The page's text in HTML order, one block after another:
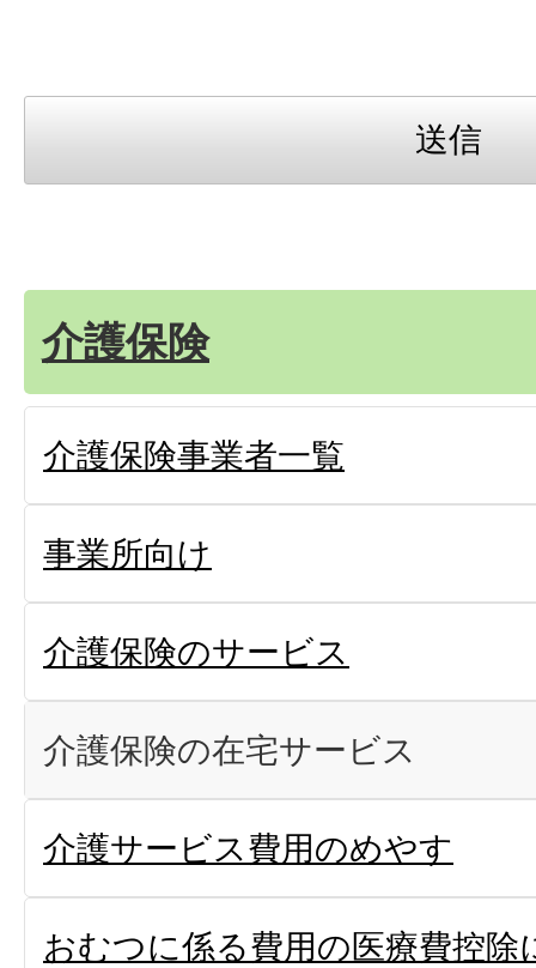
介護保険
介護保険事業者一覧
事業所向け
介護保険のサービス
介護保険の在宅サービス
介護サービス費用のめやす
おむつに係る費用の医療費控除